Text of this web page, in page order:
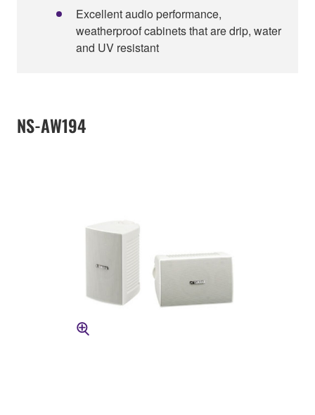
Excellent audio performance,
weatherproof cabinets that are drip, water
and UV resistant
NS-AW194